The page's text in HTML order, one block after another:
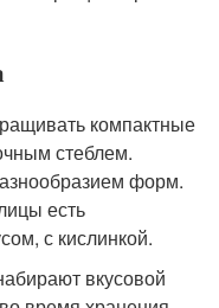
компактные
стеблем.
форм.
есть
с кислинкой.
вкусовой